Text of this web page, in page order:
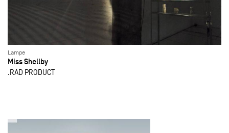
Lampe
Miss Shellby
.RAD PRODUCT